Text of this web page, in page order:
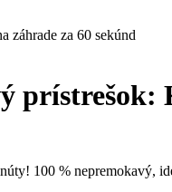
záhrade za 60 sekúnd
prístrešok:
100 % nepremokavý,